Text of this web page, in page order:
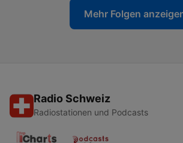
Mehr Folgen
Radio Schweiz
Radiostationen und Podcasts